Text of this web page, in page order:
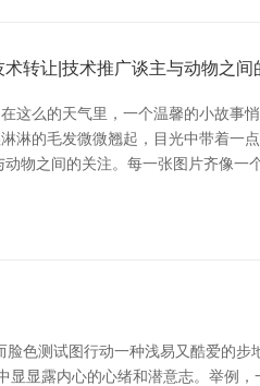
转让|技术推广谈主与动物之间
么的天气里，一个温馨的小故事
的毛发微微翘起，目光中带着一
物之间的关注。每一张图片齐像一
色测试图行动一种浅易又酷爱的
显露内心的心绪和潜意志。举例